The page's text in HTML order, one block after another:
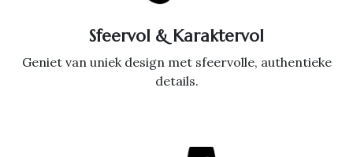
Sfeervol & Karaktervol
Geniet van uniek design met sfeervolle, authentieke
details.